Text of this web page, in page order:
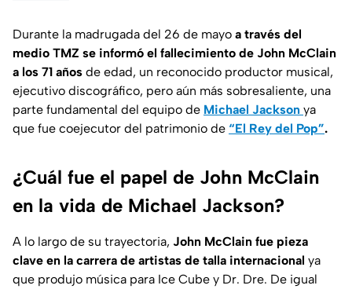
Durante la madrugada del 26 de mayo a través del
medio TMZ se informó el fallecimiento de John McClain
a los 71 años de edad, un reconocido productor musical,
ejecutivo discográfico, pero aún más sobresaliente, una
parte fundamental del equipo de Michael Jackson ya
que fue coejecutor del patrimonio de “El Rey del Pop”.
¿Cuál fue el papel de John McClain
en la vida de Michael Jackson?
A lo largo de su trayectoria, John McClain fue pieza
clave en la carrera de artistas de talla internacional ya
que produjo música para Ice Cube y Dr. Dre. De igual